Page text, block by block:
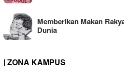
Memberikan Makan
Dunia
| ZONA KAMPUS